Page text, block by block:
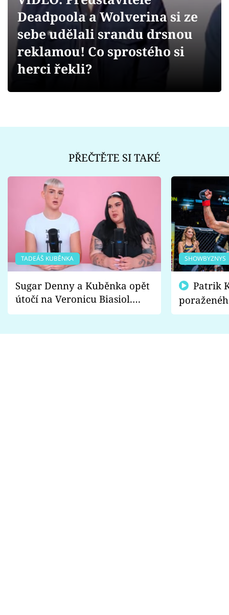
Videa
Sledujte prima+
Deadpoola a Wolverina si ze
sebe udělali srandu drsnou
reklamou! Co sprostého si
herci řekli?
PŘEČTĚTE SI TAKÉ
TADEÁŠ KUBĚNKA
Sugar Denny a Kuběnka opět
útočí na Veronicu Biasiol.
Proč je podle nich falešná a
SHOWBYZNYS
fanoušci